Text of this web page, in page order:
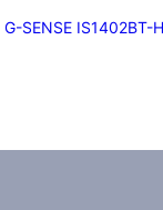
G-SENSE IS1402BT-